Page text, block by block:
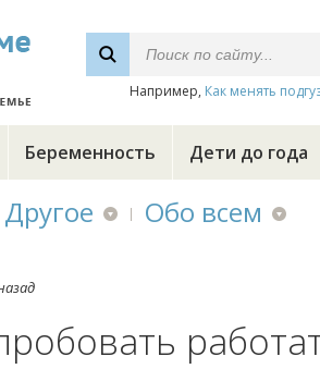
Например, Как менять
Беременность Дети до года
Другое Обо всем